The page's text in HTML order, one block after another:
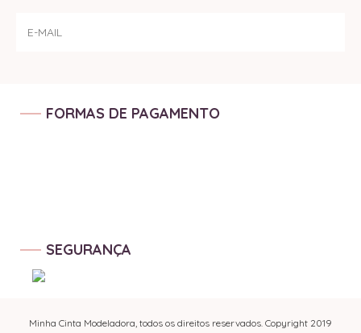
FORMAS DE PAGAMENTO
SEGURANÇA
Minha Cinta Modeladora, todos os direitos reservados. Copyright 2019